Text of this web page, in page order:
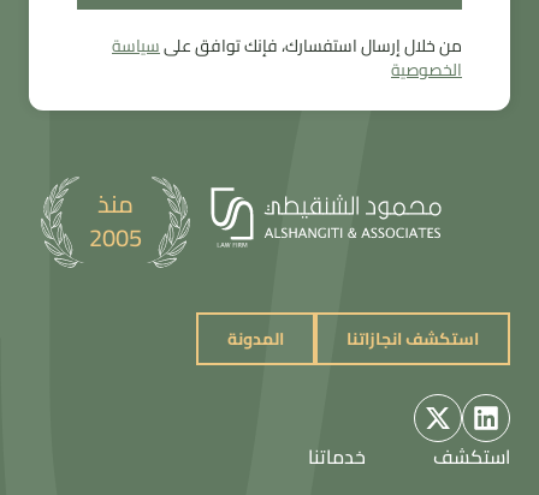
ارسال
من خلال إرسال استفسارك، فإنك توافق علىسياسة
الخصوصية
منذ
2005
استكشف انجازاتنا
استكشف انجازاتنا
المدونة
استكشف
خدماتنا